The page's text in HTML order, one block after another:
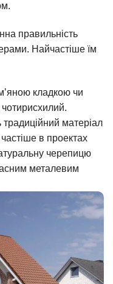
правильність
Найчастіше їм
кладкою чи
матеріал
в проектах
черепицю
металевим